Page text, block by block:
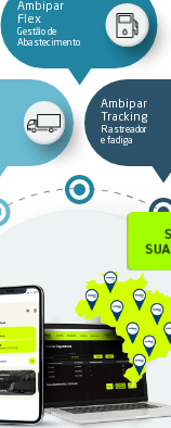
Ambipar
Flex
Gestão de
Abastecimento
Ambipar
Tracking
Rastreador
e fadiga